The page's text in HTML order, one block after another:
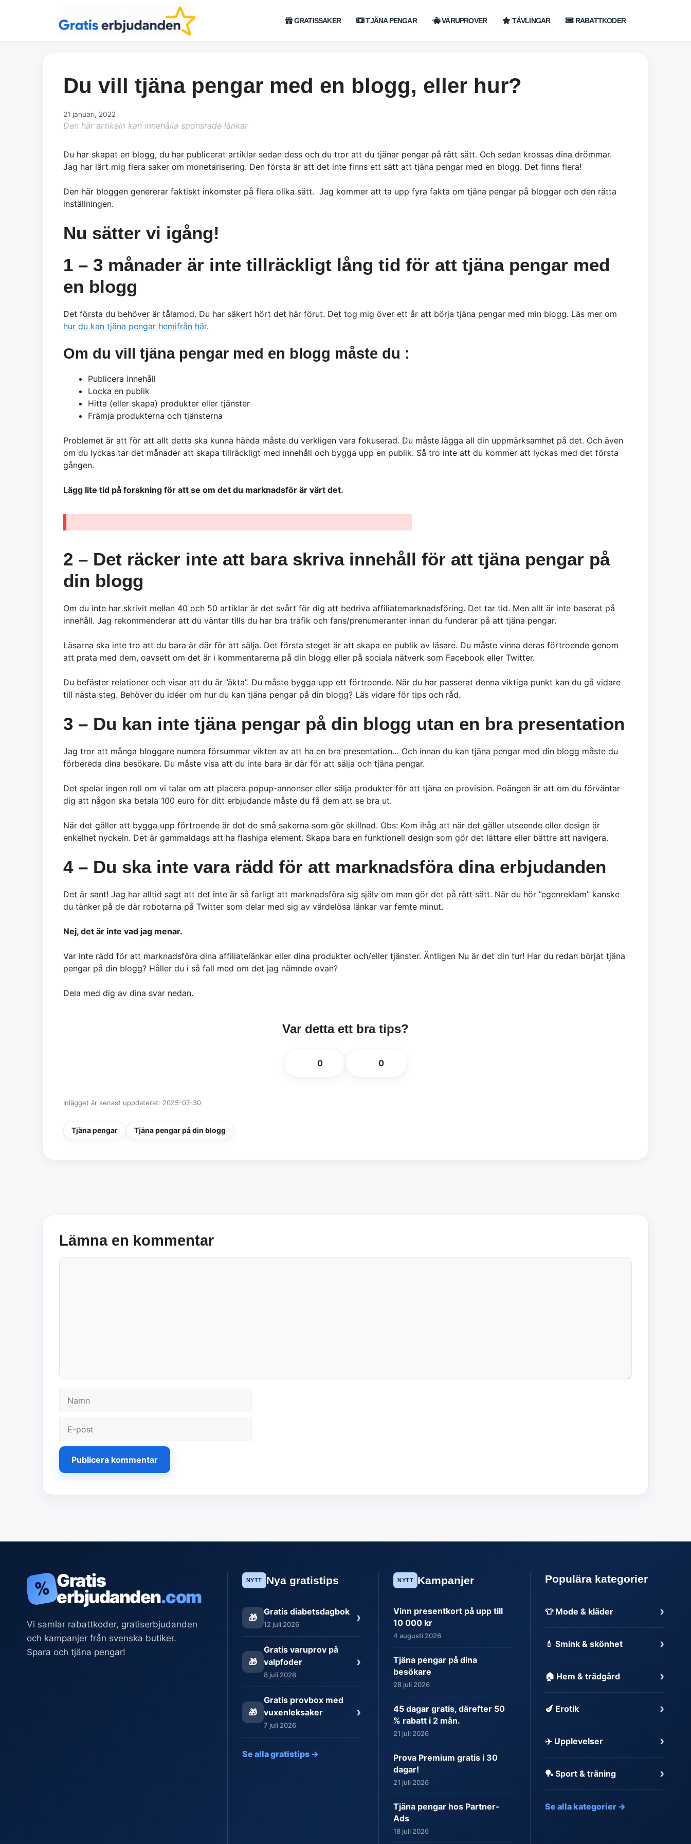
GRATISSAKER TJÄNA PENGAR VARUPROVER TÄVLINGAR RABATTKODER
Du vill tjäna pengar med en blogg, eller hur?
21 januari, 2022
Den här artikeln kan innehålla sponsrade länkar
Du har skapat en blogg, du har publicerat artiklar sedan dess och du tror att du tjänar pengar på rätt sätt. Och sedan krossas dina drömmar.
Jag har lärt mig flera saker om monetarisering. Den första är att det inte finns ett sätt att tjäna pengar med en blogg. Det finns flera!
Den här bloggen genererar faktiskt inkomster på flera olika sätt. Jag kommer att ta upp fyra fakta om tjäna pengar på bloggar och den rätta
inställningen.
Nu sätter vi igång!
1 – 3 månader är inte tillräckligt lång tid för att tjäna pengar med
en blogg
Det första du behöver är tålamod. Du har säkert hört det här förut. Det tog mig över ett år att börja tjäna pengar med min blogg. Läs mer om
hur du kan tjäna pengar hemifrån här.
Om du vill tjäna pengar med en blogg måste du :
Publicera innehåll
Locka en publik
Hitta (eller skapa) produkter eller tjänster
Främja produkterna och tjänsterna
Problemet är att för att allt detta ska kunna hända måste du verkligen vara fokuserad. Du måste lägga all din uppmärksamhet på det. Och även
om du lyckas tar det månader att skapa tillräckligt med innehåll och bygga upp en publik. Så tro inte att du kommer att lyckas med det första
gången.
Lägg lite tid på forskning för att se om det du marknadsför är värt det.
2 – Det räcker inte att bara skriva innehåll för att tjäna pengar på
din blogg
Om du inte har skrivit mellan 40 och 50 artiklar är det svårt för dig att bedriva affiliatemarknadsföring. Det tar tid. Men allt är inte baserat på
innehåll. Jag rekommenderar att du väntar tills du har bra trafik och fans/prenumeranter innan du funderar på att tjäna pengar.
Läsarna ska inte tro att du bara är där för att sälja. Det första steget är att skapa en publik av läsare. Du måste vinna deras förtroende genom
att prata med dem, oavsett om det är i kommentarerna på din blogg eller på sociala nätverk som Facebook eller Twitter.
Du befäster relationer och visar att du är ”äkta”. Du måste bygga upp ett förtroende. När du har passerat denna viktiga punkt kan du gå vidare
till nästa steg. Behöver du idéer om hur du kan tjäna pengar på din blogg? Läs vidare för tips och råd.
3 – Du kan inte tjäna pengar på din blogg utan en bra presentation
Jag tror att många bloggare numera försummar vikten av att ha en bra presentation… Och innan du kan tjäna pengar med din blogg måste du
förbereda dina besökare. Du måste visa att du inte bara är där för att sälja och tjäna pengar.
Det spelar ingen roll om vi talar om att placera popup-annonser eller sälja produkter för att tjäna en provision. Poängen är att om du förväntar
dig att någon ska betala 100 euro för ditt erbjudande måste du få dem att se bra ut.
När det gäller att bygga upp förtroende är det de små sakerna som gör skillnad. Obs: Kom ihåg att när det gäller utseende eller design är
enkelhet nyckeln. Det är gammaldags att ha flashiga element. Skapa bara en funktionell design som gör det lättare eller bättre att navigera.
4 – Du ska inte vara rädd för att marknadsföra dina erbjudanden
Det är sant! Jag har alltid sagt att det inte är så farligt att marknadsföra sig själv om man gör det på rätt sätt. När du hör ”egenreklam” kanske
du tänker på de där robotarna på Twitter som delar med sig av värdelösa länkar var femte minut.
Nej, det är inte vad jag menar.
Var inte rädd för att marknadsföra dina affiliatelänkar eller dina produkter och/eller tjänster. Äntligen Nu är det din tur! Har du redan börjat tjäna
pengar på din blogg? Håller du i så fall med om det jag nämnde ovan?
Dela med dig av dina svar nedan.
Var detta ett bra tips?
0 0
Inlägget är senast uppdaterat: 2025-07-30
Tjäna pengar Tjäna pengar på din blogg
Lämna en kommentar
Kommentar
post
% Gratis
erbjudanden.com
Vi samlar rabattkoder, gratiserbjudanden
och kampanjer från svenska butiker.
Spara och tjäna pengar!
NYTT Nya gratistips
🎁
Gratis diabetsdagbok
12 juli 2026 ›
🎁
Gratis varuprov på
valpfoder
8 juli 2026
›
🎁
Gratis provbox med
vuxenleksaker
7 juli 2026
›
Se alla gratistips →
NYTT Kampanjer
Vinn presentkort på upp till
10 000 kr
4 augusti 2026
Tjäna pengar på dina
besökare
28 juli 2026
45 dagar gratis, därefter 50
% rabatt i 2 mån.
21 juli 2026
Prova Premium gratis i 30
dagar!
21 juli 2026
Tjäna pengar hos Partner-
Ads
18 juli 2026
Populära kategorier
👕 Mode & kläder ›
💄 Smink & skönhet ›
🏠 Hem & trädgård ›
🍆 Erotik ›
✈️ Upplevelser ›
🏓 Sport & träning ›
Se alla kategorier →